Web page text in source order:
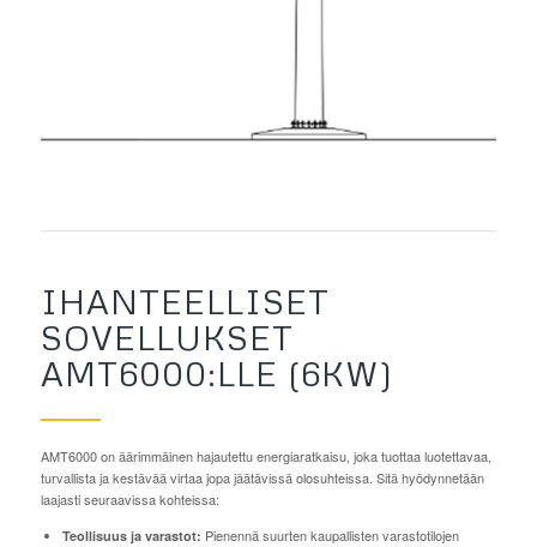
IHANTEELLISET
SOVELLUKSET
AMT6000:LLE (6KW)
AMT6000 on äärimmäinen hajautettu energiaratkaisu, joka tuottaa luotettavaa,
turvallista ja kestävää virtaa jopa jäätävissä olosuhteissa. Sitä hyödynnetään
laajasti seuraavissa kohteissa:
Teollisuus ja varastot: Pienennä suurten kaupallisten varastotilojen